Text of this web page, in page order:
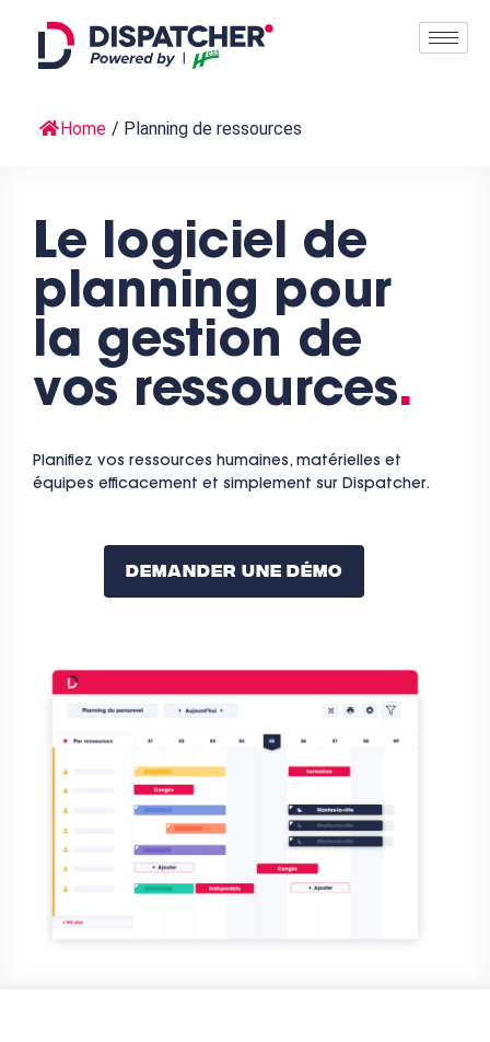
Home / Planning de ressources
Le logiciel de
planning pour
la gestion de
vos ressources.
Planifiez vos ressources humaines, matérielles et
équipes efficacement et simplement sur Dispatcher.
Demander Une Démo